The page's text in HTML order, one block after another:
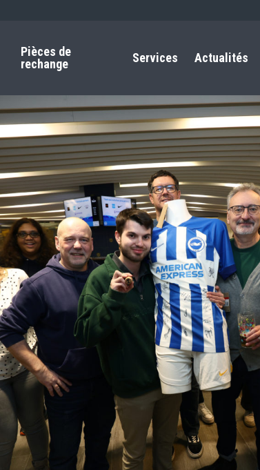
Pièces de
rechange
Services Actualités